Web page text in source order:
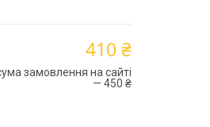
410 ₴
замовлення на сайті
— 450 ₴